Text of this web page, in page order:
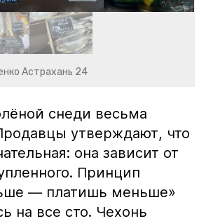
Астрахань 24
снеди весьма
утверждают, что
она зависит от
Принцип
— платишь меньше»
на все сто. Чехонь